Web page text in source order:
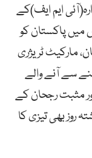
ایم ایف)کے
میں پاکستان کو
مارکیٹ ٹریژری
سے آنے والے
مثبت رجحان کے
روز بھی تیزی کا